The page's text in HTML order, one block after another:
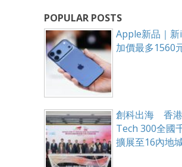
POPULAR POSTS
Apple新品｜
加價最多1560
創科出海 香
Tech 300全國
擴展至16內地